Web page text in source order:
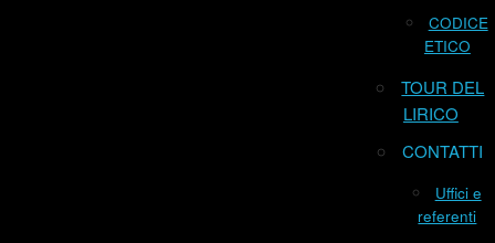
CODICE
ETICO
TOUR DEL
LIRICO
CONTATTI
Uffici e
referenti